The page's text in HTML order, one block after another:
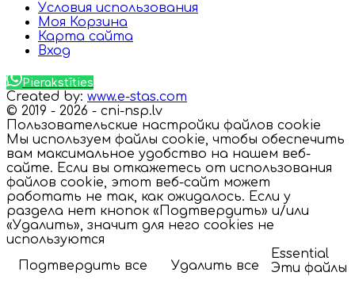
Условия использования
Моя Корзина
Карта сайта
Вход
Pierakstīties
Created by: www.e-stas.com
© 2019 - 2026 - cni-nsp.lv
Пользовательские настройки файлов cookie
Мы используем файлы cookie, чтобы обеспечить
вам максимальное удобство на нашем веб-
сайте. Если вы откажетесь от использования
файлов cookie, этот веб-сайт может
работать не так, как ожидалось. Если у
раздела нет кнопок «Подтвердить» и/или
«Удалить», значит для него cookies не
используются
Подтвердить все
Удалить все
Essential
Эти файлы